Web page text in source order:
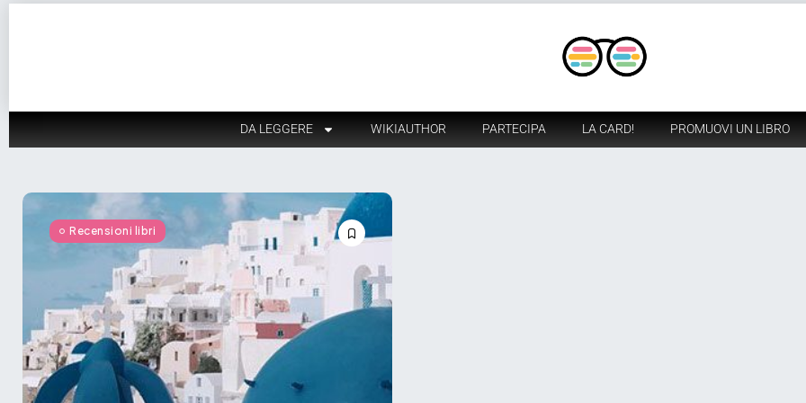
DA LEGGERE WIKIAUTHOR PARTECIPA LA CARD! PROMUOVI UN LIBRO
Recensioni libri